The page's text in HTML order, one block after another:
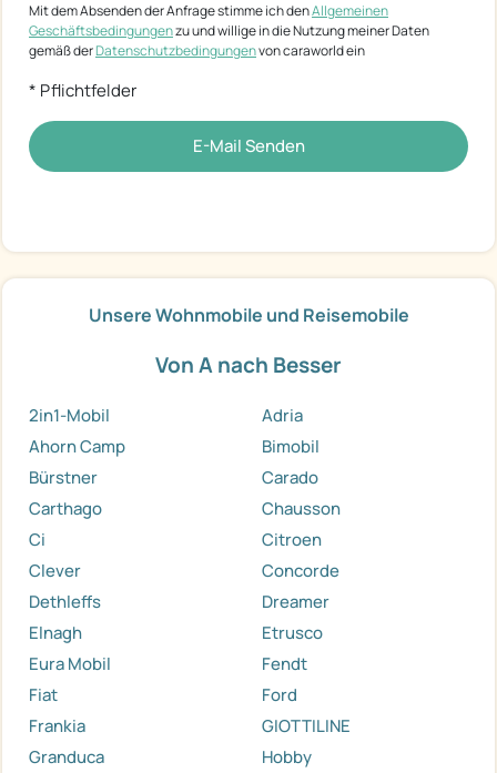
Mit dem Absenden der Anfrage stimme ich denAllgemeinen
Geschäftsbedingungenzu und willige in die Nutzung meiner Daten
gemäß derDatenschutzbedingungenvon caraworld ein
* Pflichtfelder
E-Mail Senden
Unsere Wohnmobile und Reisemobile
Von A nach Besser
2in1-Mobil
Adria
Ahorn Camp
Bimobil
Bürstner
Carado
Carthago
Chausson
Ci
Citroen
Clever
Concorde
Dethleffs
Dreamer
Elnagh
Etrusco
Eura Mobil
Fendt
Fiat
Ford
Frankia
GIOTTILINE
Granduca
Hobby